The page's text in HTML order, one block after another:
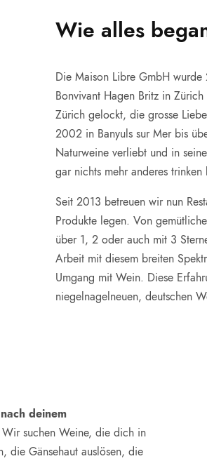
Wie alles
Die Maison Libre GmbH wurde
Bonvivant Hagen Britz in
Zürich gelockt, die grosse
2002 in Banyuls sur Mer bis
Naturweine verliebt und in
gar nichts mehr anderes trinken
Seit 2013 betreuen wir nun
Produkte legen. Von
über 1, 2 oder auch mit 3
Arbeit mit diesem breiten
Umgang mit Wein. Diese
niegelnagelneuen, deutschen
deinem
Wir suchen Weine, die dich in
die Gänsehaut auslösen, die